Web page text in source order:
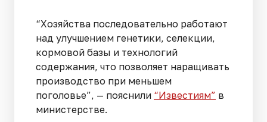
“Хозяйства последовательно работают
над улучшением генетики, селекции,
кормовой базы и технологий
содержания, что позволяет наращивать
производство при меньшем
поголовье”, — пояснили “Известиям” в
министерстве.